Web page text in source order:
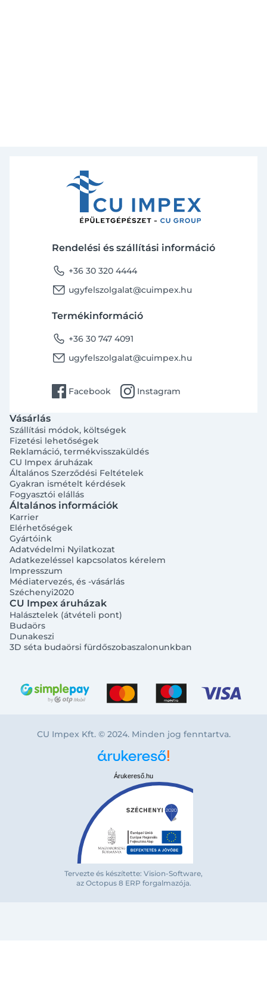
Bejelentkezés e-mail-címmel
Rendelési és szállítási információ
phone +36 30 320 4444
email ugyfelszolgalat@cuimpex.hu
Termékinformáció
phone +36 30 747 4091
email ugyfelszolgalat@cuimpex.hu
facebook Facebook instagram Instagram
Vásárlás
Szállítási módok, költségek
Fizetési lehetőségek
Reklamáció, termékvisszaküldés
CU Impex áruházak
Általános Szerződési Feltételek
Gyakran ismételt kérdések
Fogyasztói elállás
Általános információk
Karrier
Elérhetőségek
Gyártóink
Adatvédelmi Nyilatkozat
Adatkezeléssel kapcsolatos kérelem
Impresszum
Médiatervezés, és -vásárlás
Széchenyi2020
CU Impex áruházak
Halásztelek (átvételi pont)
Budaörs
Dunakeszi
3D séta budaörsi fürdőszobaszalonunkban
CU Impex Kft. © 2024. Minden jog fenntartva.
Árukereső.hu
Tervezte és készítette: Vision-Software,
az Octopus 8 ERP forgalmazója.